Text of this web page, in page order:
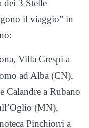
dei 3 Stelle
il viaggio” in
Villa Crespi a
ad Alba (CN),
Calandre a Rubano
(MN),
Pinchiorri a